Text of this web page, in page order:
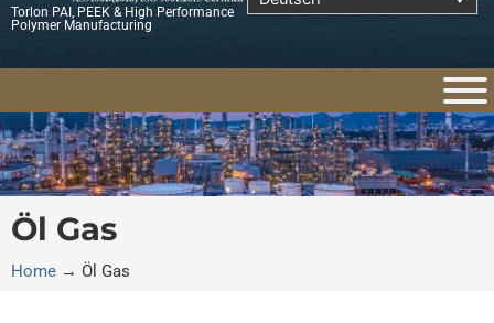
Torlon PAI, PEEK & High Performance
Polymer Manufacturing
o
k
d
n
Öl Gas
Home → Öl Gas